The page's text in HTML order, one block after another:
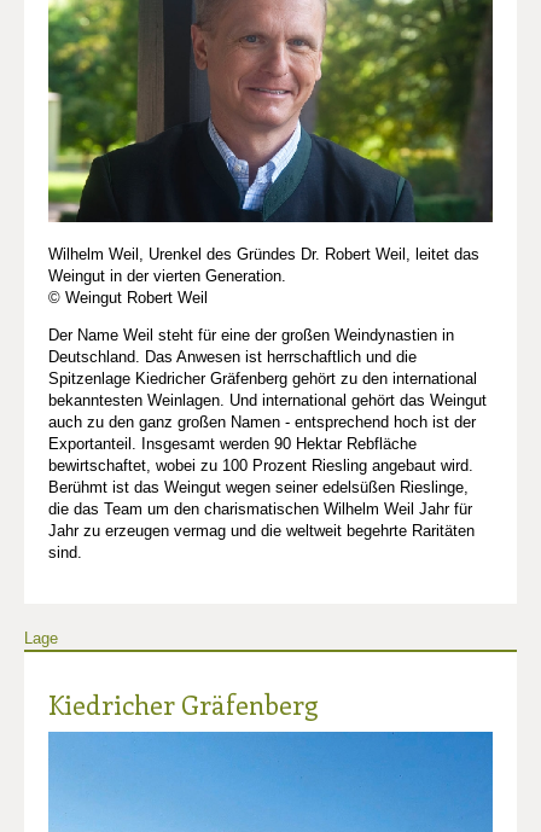
Wilhelm Weil, Urenkel des Gründes Dr. Robert Weil, leitet das
Weingut in der vierten Generation.
© Weingut Robert Weil
Der Name Weil steht für eine der großen Weindynastien in
Deutschland. Das Anwesen ist herrschaftlich und die
Spitzenlage Kiedricher Gräfenberg gehört zu den international
bekanntesten Weinlagen. Und international gehört das Weingut
auch zu den ganz großen Namen - entsprechend hoch ist der
Exportanteil. Insgesamt werden 90 Hektar Rebfläche
bewirtschaftet, wobei zu 100 Prozent Riesling angebaut wird.
Berühmt ist das Weingut wegen seiner edelsüßen Rieslinge,
die das Team um den charismatischen Wilhelm Weil Jahr für
Jahr zu erzeugen vermag und die weltweit begehrte Raritäten
sind.
Lage
Kiedricher Gräfenberg